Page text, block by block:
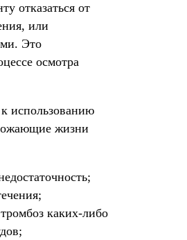
отказаться от
или
Это
осмотра
использованию
жизни
каких-либо